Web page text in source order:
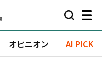
オピニオン AI PICK